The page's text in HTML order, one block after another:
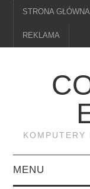
STRONA GŁÓWNA
REKLAMA
KOMPUTERY
MENU